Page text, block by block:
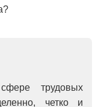
трудовых
четко и